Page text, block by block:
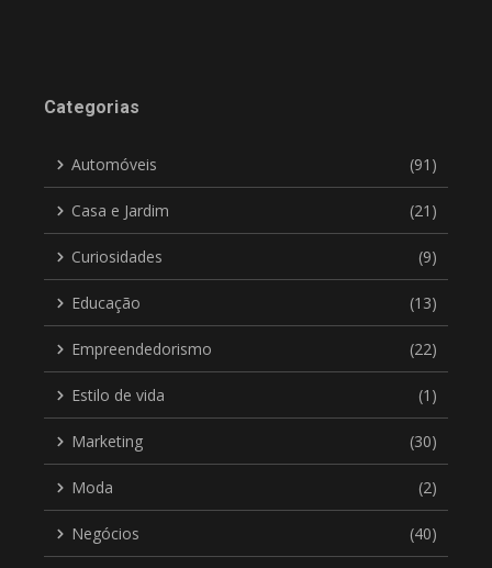
Categorias
Automóveis (91)
Casa e Jardim (21)
Curiosidades (9)
Educação (13)
Empreendedorismo (22)
Estilo de vida (1)
Marketing (30)
Moda (2)
Negócios (40)